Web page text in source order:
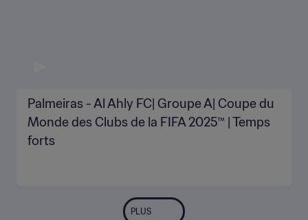
Palmeiras - Al Ahly FC| Groupe A| Coupe du
Monde des Clubs de la FIFA 2025™ | Temps
forts
PLUS